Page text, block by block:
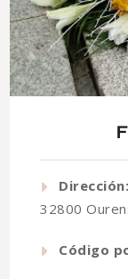
Dirección:
32800
Código